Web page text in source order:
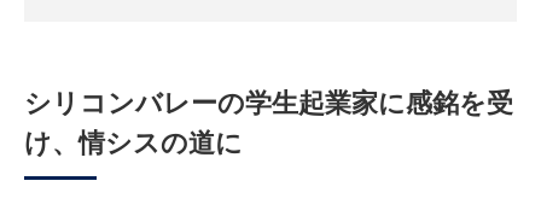
シリコンバレーの学生起業家に感銘を受
け、情シスの道に